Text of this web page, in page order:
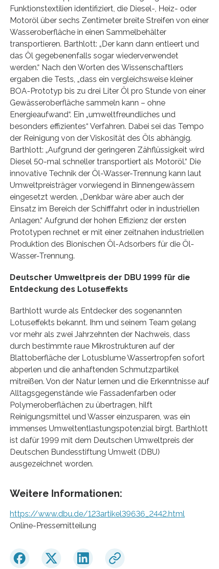
Funktionstextilien identifiziert, die Diesel-, Heiz- oder
Motoröl über sechs Zentimeter breite Streifen von einer
Wasseroberfläche in einen Sammelbehälter
transportieren. Barthlott: „Der kann dann entleert und
das Öl gegebenenfalls sogar wiederverwendet
werden.“ Nach den Worten des Wissenschaftlers
ergaben die Tests, „dass ein vergleichsweise kleiner
BOA-Prototyp bis zu drei Liter Öl pro Stunde von einer
Gewässeroberfläche sammeln kann – ohne
Energieaufwand“. Ein „umweltfreundliches und
besonders effizientes“ Verfahren. Dabei sei das Tempo
der Reinigung von der Viskosität des Öls abhängig.
Barthlott: „Aufgrund der geringeren Zähflüssigkeit wird
Diesel 50-mal schneller transportiert als Motoröl.“ Die
innovative Technik der Öl-Wasser-Trennung kann laut
Umweltpreisträger vorwiegend in Binnengewässern
eingesetzt werden. „Denkbar wäre aber auch der
Einsatz im Bereich der Schifffahrt oder in industriellen
Anlagen.“ Aufgrund der hohen Effizienz der ersten
Prototypen rechnet er mit einer zeitnahen industriellen
Produktion des Bionischen Öl-Adsorbers für die Öl-
Wasser-Trennung.
Deutscher Umweltpreis der DBU 1999 für die
Entdeckung des Lotuseffekts
Barthlott wurde als Entdecker des sogenannten
Lotuseffekts bekannt. Ihm und seinem Team gelang
vor mehr als zwei Jahrzehnten der Nachweis, dass
durch bestimmte raue Mikrostrukturen auf der
Blattoberfläche der Lotusblume Wassertropfen sofort
abperlen und die anhaftenden Schmutzpartikel
mitreißen. Von der Natur lernen und die Erkenntnisse auf
Alltagsgegenstände wie Fassadenfarben oder
Polymeroberflächen zu übertragen, hilft
Reinigungsmittel und Wasser einzusparen, was ein
immenses Umweltentlastungspotenzial birgt. Barthlott
ist dafür 1999 mit dem Deutschen Umweltpreis der
Deutschen Bundesstiftung Umwelt (DBU)
ausgezeichnet worden.
Weitere Informationen:
https://www.dbu.de/123artikel39636_2442.html
Online-Pressemitteilung